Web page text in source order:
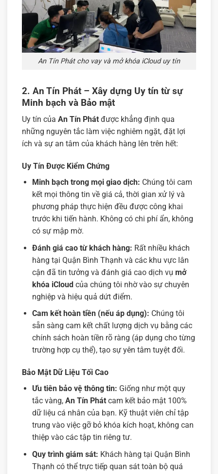
An Tín Phát cho vay và mở khóa iCloud uy tín
2. An Tín Phát – Xây dựng Uy tín từ sự
Minh bạch và Bảo mật
Uy tín của An Tín Phát được khẳng định qua
những nguyên tắc làm việc nghiêm ngặt, đặt lợi
ích và sự an tâm của khách hàng lên trên hết:
Uy Tín Được Kiểm Chứng
Minh bạch trong mọi giao dịch: Chúng tôi cam
kết mọi thông tin về giá cả, thời gian xử lý và
phương pháp thực hiện đều được công khai
trước khi tiến hành. Không có chi phí ẩn, không
có sự mập mờ.
Đánh giá cao từ khách hàng: Rất nhiều khách
hàng tại Quận Bình Thạnh và các khu vực lân
cận đã tin tưởng và đánh giá cao dịch vụ mở
khóa iCloudcủa chúng tôi nhờ vào sự chuyên
nghiệp và hiệu quả dứt điểm.
Cam kết hoàn tiền (nếu áp dụng): Chúng tôi
sẵn sàng cam kết chất lượng dịch vụ bằng các
chính sách hoàn tiền rõ ràng (áp dụng cho từng
trường hợp cụ thể), tạo sự yên tâm tuyệt đối.
Bảo Mật Dữ Liệu Tối Cao
Ưu tiên bảo vệ thông tin: Giống như một quy
tắc vàng, An Tín Phátcam kết bảo mật 100%
dữ liệu cá nhân của bạn. Kỹ thuật viên chỉ tập
trung vào việc gỡ bỏ khóa kích hoạt, không can
thiệp vào các tập tin riêng tư.
Quy trình giám sát: Khách hàng tại Quận Bình
Thạnh có thể trực tiếp quan sát toàn bộ quá